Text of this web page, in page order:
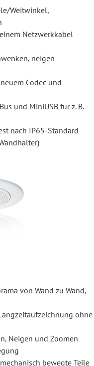
Weitwinkel,
Netzwerkkabel
neigen
Codec und
und MiniUSB für z. B.
nach IP65-Standard
von Wand zu Wand,
ohne
Neigen und Zoomen
bewegte Teile